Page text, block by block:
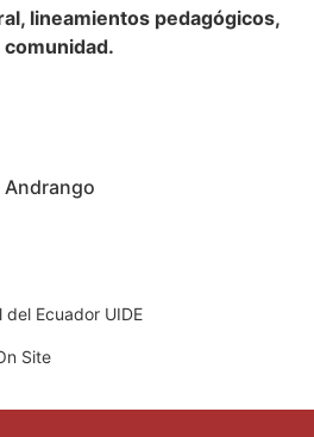
lineamientos pedagógicos,
Andrango
Ecuador UIDE
Site